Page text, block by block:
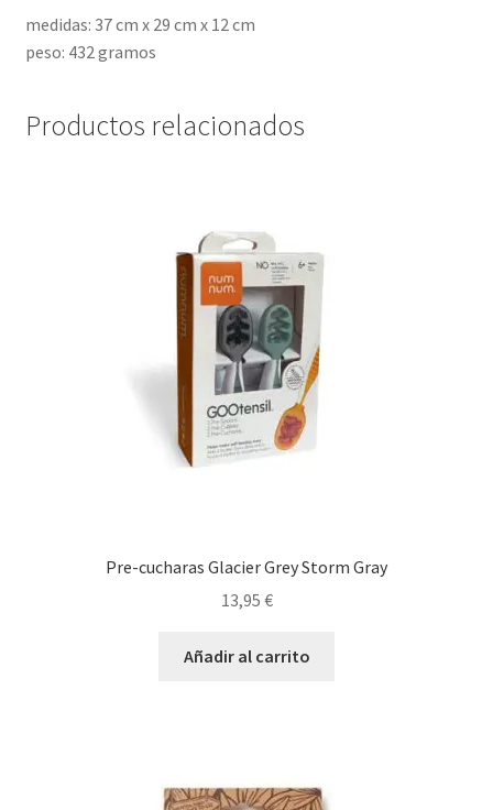
medidas: 37 cm x 29 cm x 12 cm
peso: 432 gramos
Productos relacionados
Pre-cucharas Glacier Grey Storm Gray
13,95 €
Añadir al carrito